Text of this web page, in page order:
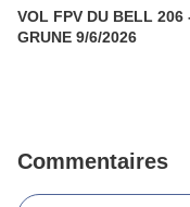
VOL FPV DU BELL 206
GRUNE 9/6/2026
Commentaires